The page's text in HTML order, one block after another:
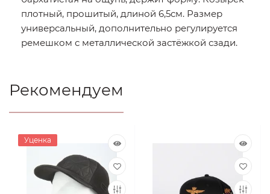
плотный, прошитый, длиной 6,5см. Размер
универсальный, дополнительно регулируется
ремешком с металлической застёжкой сзади.
Рекомендуем
Уценка